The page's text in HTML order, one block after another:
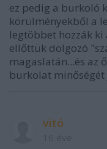
ez pedig a burkoló
körülményekből a
legtöbbet hozzák
ellőttük dolgozó
magaslatán...és az
burkolat
vitó